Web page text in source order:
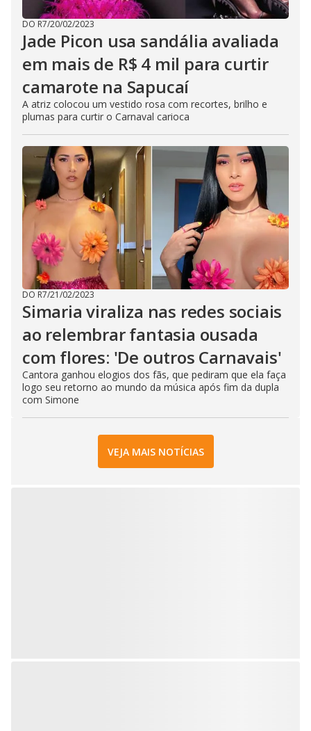
DO R7/20/02/2023
Jade Picon usa sandália avaliada
em mais de R$ 4 mil para curtir
camarote na Sapucaí
A atriz colocou um vestido rosa com recortes, brilho e
plumas para curtir o Carnaval carioca
DO R7/21/02/2023
Simaria viraliza nas redes sociais
ao relembrar fantasia ousada
com flores: 'De outros Carnavais'
Cantora ganhou elogios dos fãs, que pediram que ela faça
logo seu retorno ao mundo da música após fim da dupla
com Simone
VEJA MAIS NOTÍCIAS